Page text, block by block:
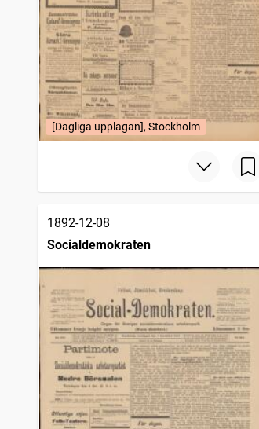
[Dagliga upplagan], Stockholm
1892-12-08
Socialdemokraten